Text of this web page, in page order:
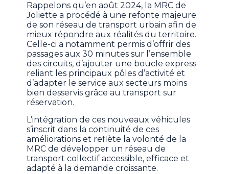
Rappelons qu’en août 2024, la MRC de
Joliette a procédé à une refonte majeure
de son réseau de transport urbain afin de
mieux répondre aux réalités du territoire.
Celle-ci a notamment permis d’offrir des
passages aux 30 minutes sur l’ensemble
des circuits, d’ajouter une boucle express
reliant les principaux pôles d’activité et
d’adapter le service aux secteurs moins
bien desservis grâce au transport sur
réservation.
L’intégration de ces nouveaux véhicules
s’inscrit dans la continuité de ces
améliorations et reflète la volonté de la
MRC de développer un réseau de
transport collectif accessible, efficace et
adapté à la demande croissante.